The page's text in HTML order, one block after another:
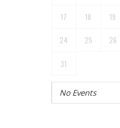
17 18 19
24 25 26
31
No Events